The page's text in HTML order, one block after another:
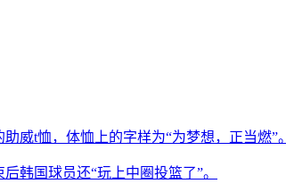
威t恤，体恤上的字样为“为梦想，正当燃”。
韩国球员还“玩上中圈投篮了”。